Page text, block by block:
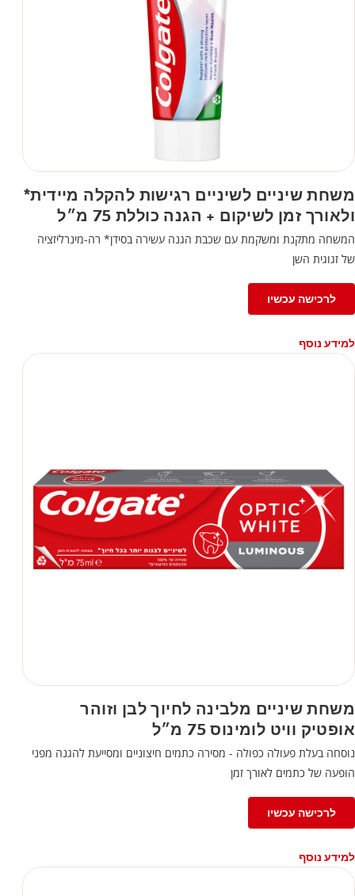
משחת שיניים לשיניים רגישות להקלה מיידית*
ולאורך זמן לשיקום + הגנה כוללת 75 מ״ל
המשחה מתקנת ומשקמת עם שכבת הגנה עשירה בסידן* רה-מינרליזציה
של זגוגית השן
לרכישה עכשיו
למידע נוסף
משחת שיניים מלבינה לחיוך לבן וזוהר
אופטיק וויט לומינוס 75 מ״ל
נוסחה בעלת פעולה כפולה - מסירה כתמים חיצוניים ומסייעת להגנה מפני
הופעה של כתמים לאורך זמן
לרכישה עכשיו
למידע נוסף